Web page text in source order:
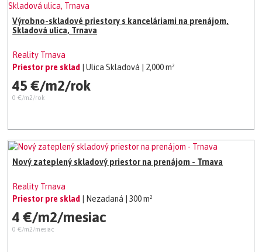
Výrobno-skladové priestory s kanceláriami na prenájom,
Skladová ulica, Trnava
Reality Trnava
Priestor pre sklad
| Ulica Skladová | 2,000 m²
45 €/m2/rok
0 €/m2/rok
Nový zateplený skladový priestor na prenájom - Trnava
Reality Trnava
Priestor pre sklad
| Nezadaná | 300 m²
4 €/m2/mesiac
0 €/m2/mesiac